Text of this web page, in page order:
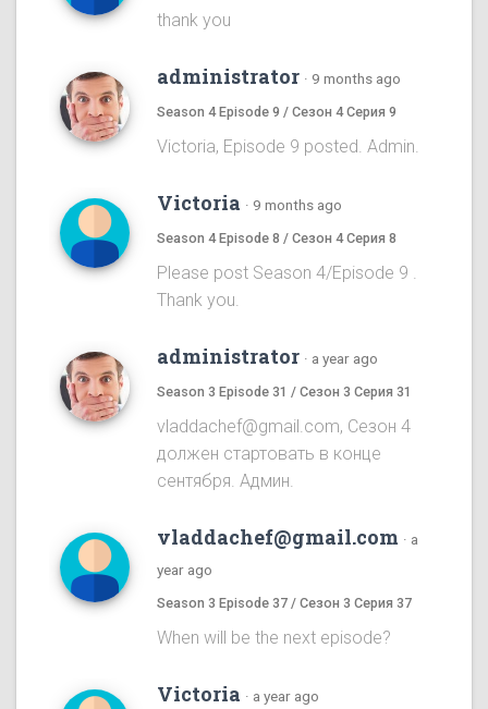
thank you
administrator · 9 months ago
Season 4 Episode 9 / Сезон 4 Серия 9
Victoria, Episode 9 posted. Admin.
Victoria · 9 months ago
Season 4 Episode 8 / Сезон 4 Серия 8
Please post Season 4/Episode 9 .
Thank you.
administrator · a year ago
Season 3 Episode 31 / Сезон 3 Серия 31
vladdachef@gmail.com, Сезон 4
должен стартовать в конце
сентября. Админ.
vladdachef@gmail.com · a
year ago
Season 3 Episode 37 / Сезон 3 Серия 37
When will be the next episode?
Victoria · a year ago